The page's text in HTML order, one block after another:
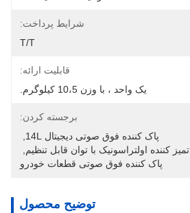
شرایط پرداخت:
T/T
قابلیت ارائه:
یک واحد ، با وزن 10،5 کیلوگرم.
برجسته کردن:
پاک کننده فوق صوتی دیجیتال 14L
تمیز کننده اولتراسونیک با توان قابل تنظیم
پاک کننده فوق صوتی قطعات خودرو
توضیح محصول